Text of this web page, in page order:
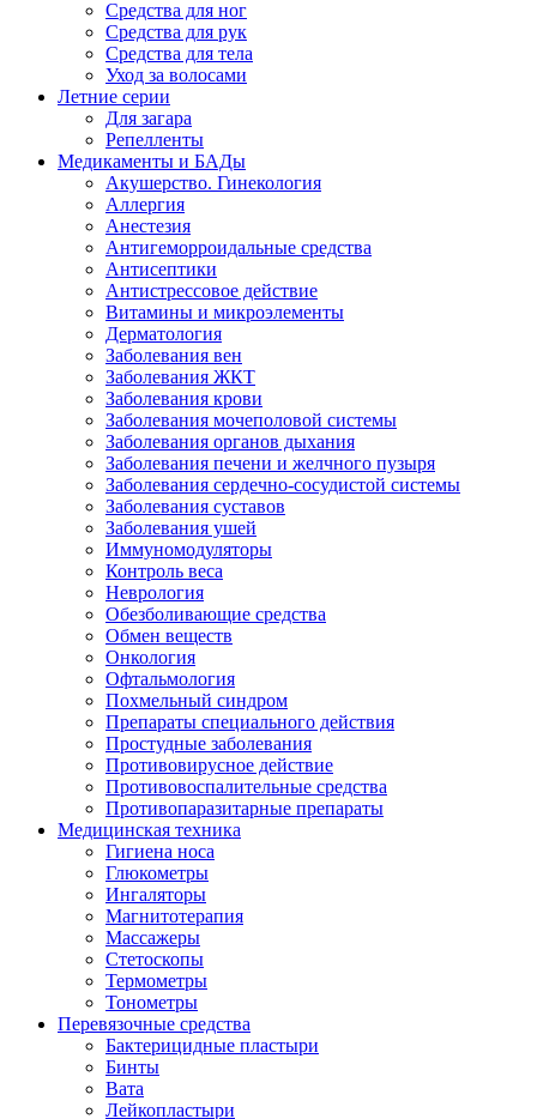
Средства для ног
Средства для рук
Средства для тела
Уход за волосами
Летние серии
Для загара
Репелленты
Медикаменты и БАДы
Акушерство. Гинекология
Аллергия
Анестезия
Антигеморроидальные средства
Антисептики
Антистрессовое действие
Витамины и микроэлементы
Дерматология
Заболевания вен
Заболевания ЖКТ
Заболевания крови
Заболевания мочеполовой системы
Заболевания органов дыхания
Заболевания печени и желчного пузыря
Заболевания сердечно-сосудистой системы
Заболевания суставов
Заболевания ушей
Иммуномодуляторы
Контроль веса
Неврология
Обезболивающие средства
Обмен веществ
Онкология
Офтальмология
Похмельный синдром
Препараты специального действия
Простудные заболевания
Противовирусное действие
Противовоспалительные средства
Противопаразитарные препараты
Медицинская техника
Гигиена носа
Глюкометры
Ингаляторы
Магнитотерапия
Массажеры
Стетоскопы
Термометры
Тонометры
Перевязочные средства
Бактерицидные пластыри
Бинты
Вата
Лейкопластыри